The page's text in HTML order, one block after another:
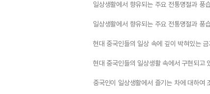
일상생활에서 향유되는 주요 전통명절과 풍
일상생활에서 향유되는 주요 전통명절과 풍
현대 중국인들의 일상 속에 깊이 박혀있는
현대 중국인들의 일상생활 속에서 구현되고
중국인이 일상생활에서 즐기는 차에 대하여